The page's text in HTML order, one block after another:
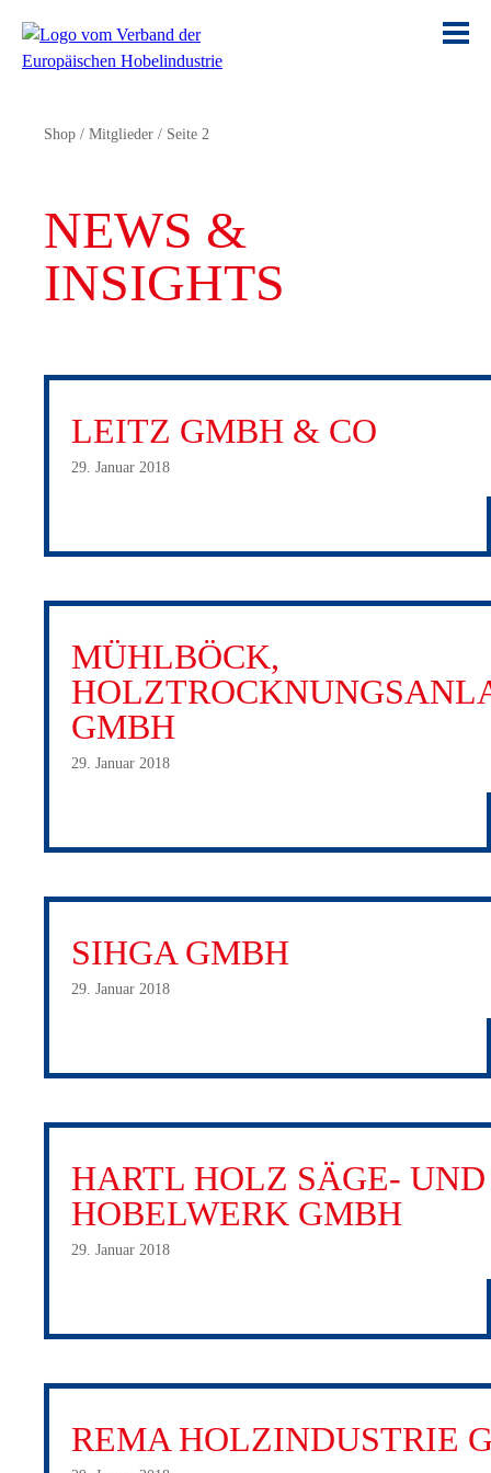
Shop / Mitglieder / Seite 2
NEWS &
INSIGHTS
LEITZ GMBH & CO
29. Januar 2018
MÜHLBÖCK,
GMBH
29. Januar 2018
SIHGA GMBH
29. Januar 2018
HARTL HOLZ SÄGE- UND
HOBELWERK GMBH
29. Januar 2018
REMA HOLZINDUSTRIE